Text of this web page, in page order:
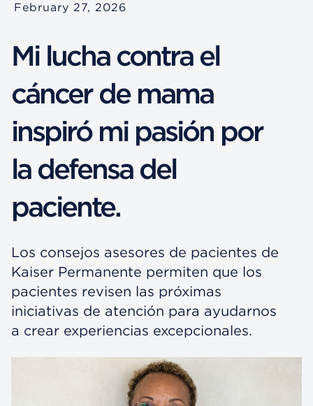
February 27, 2026
Mi lucha contra el
cáncer de mama
inspiró mi pasión por
la defensa del
paciente.
Los consejos asesores de pacientes de
Kaiser Permanente permiten que los
pacientes revisen las próximas
iniciativas de atención para ayudarnos
a crear experiencias excepcionales.